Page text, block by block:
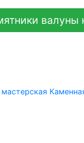
валуны